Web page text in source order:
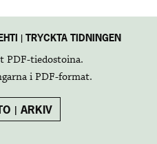
| TRYCKTA TIDNINGEN
PDF-tiedostoina.
iPDF-format.
| ARKIV